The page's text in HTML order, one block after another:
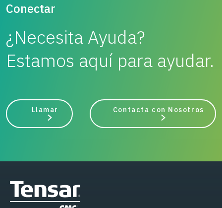
Conectar
¿Necesita Ayuda?
Estamos aquí para ayudar.
Llamar Contacta con Nosotros